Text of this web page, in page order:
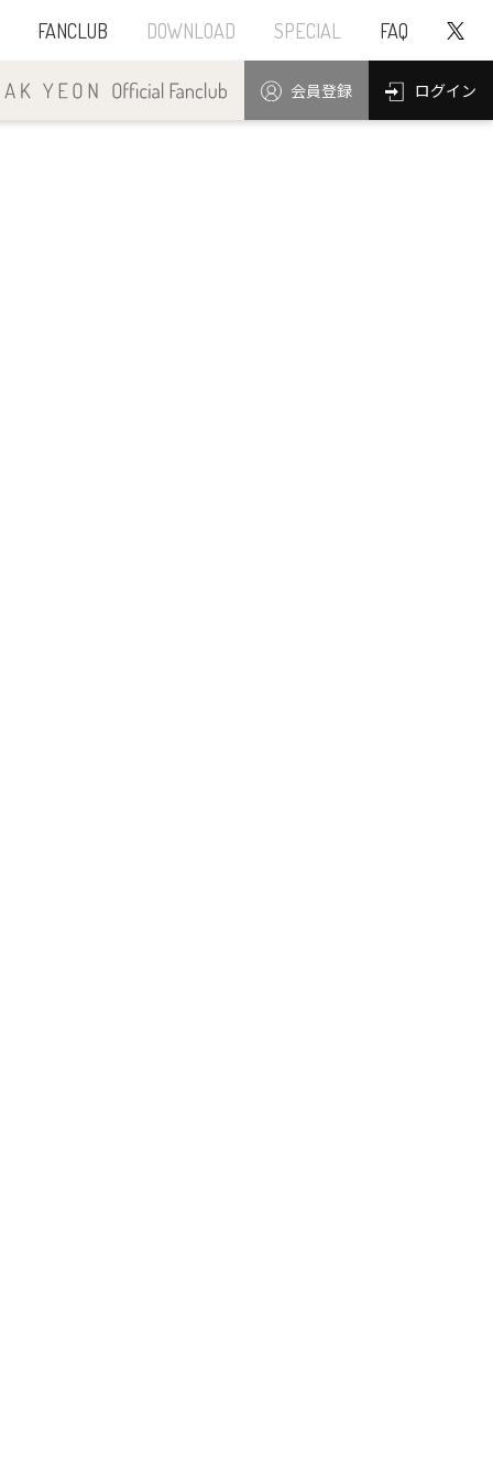
FANCLUB DOWNLOAD SPECIAL FAQ
会員登録 ログイン